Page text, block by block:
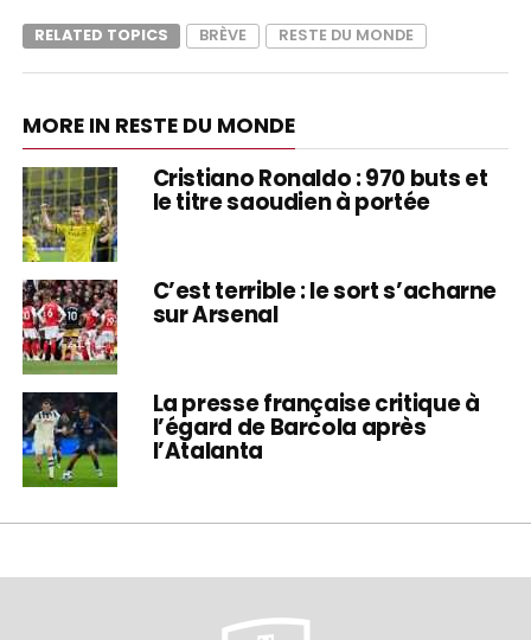
RELATED TOPICS BRÈVE RESTE DU MONDE
MORE IN RESTE DU MONDE
Cristiano Ronaldo : 970 buts et
le titre saoudien à portée
C’est terrible : le sort s’acharne
sur Arsenal
La presse française critique à
l’égard de Barcola après
l’Atalanta